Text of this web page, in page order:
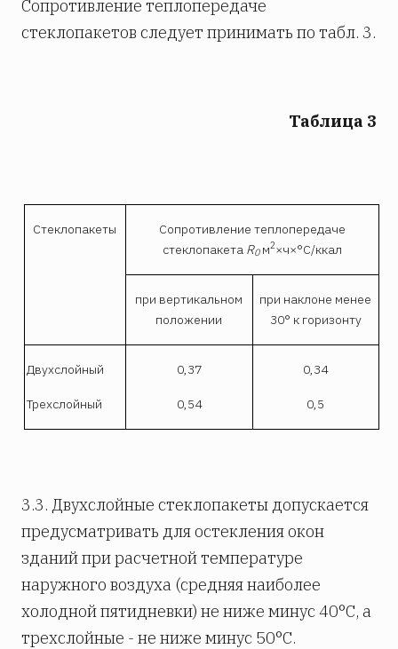
Сопротивление теплопередаче
стеклопакетов следует принимать по табл. 3.
Таблица 3
Стеклопакеты
Сопротивление теплопередаче
стеклопакета R0м2×ч×°С/ккал
при вертикальном
положении
при наклоне менее
30° к горизонту
Двухслойный
Трехслойный
0,37
0,54
0,34
0,5
3.3. Двухслойные стеклопакеты допускается
предусматривать для остекления окон
зданий при расчетной температуре
наружного воздуха (средняя наиболее
холодной пятидневки) не ниже минус 40°С, а
трехслойные - не ниже минус 50°С.